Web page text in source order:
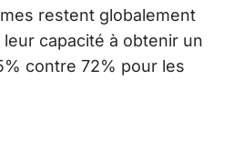
restent globalement
capacité à obtenir un
contre 72% pour les